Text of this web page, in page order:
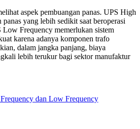
aspek pembuangan panas. UPS High
yang lebih sedikit saat beroperasi
Frequency memerlukan sistem
karena adanya komponen trafo
dalam jangka panjang, biaya
lebih terukur bagi sektor manufaktur